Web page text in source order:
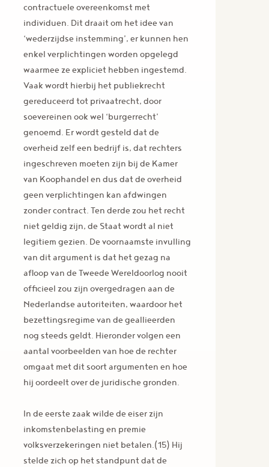
contractuele overeenkomst met
individuen. Dit draait om het idee van
‘wederzijdse instemming’, er kunnen hen
enkel verplichtingen worden opgelegd
waarmee ze expliciet hebben ingestemd.
Vaak wordt hierbij het publiekrecht
gereduceerd tot privaatrecht, door
soevereinen ook wel ‘burgerrecht’
genoemd. Er wordt gesteld dat de
overheid zelf een bedrijf is, dat rechters
ingeschreven moeten zijn bij de Kamer
van Koophandel en dus dat de overheid
geen verplichtingen kan afdwingen
zonder contract. Ten derde zou het recht
niet geldig zijn, de Staat wordt al niet
legitiem gezien. De voornaamste invulling
van dit argument is dat het gezag na
afloop van de Tweede Wereldoorlog nooit
officieel zou zijn overgedragen aan de
Nederlandse autoriteiten, waardoor het
bezettingsregime van de geallieerden
nog steeds geldt. Hieronder volgen een
aantal voorbeelden van hoe de rechter
omgaat met dit soort argumenten en hoe
hij oordeelt over de juridische gronden.
In de eerste zaak wilde de eiser zijn
inkomstenbelasting en premie
volksverzekeringen niet betalen.(15) Hij
stelde zich op het standpunt dat de